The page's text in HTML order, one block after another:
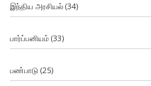
இந்திய அரசியல்(34)
பார்ப்பனியம்(33)
பண்பாடு(25)